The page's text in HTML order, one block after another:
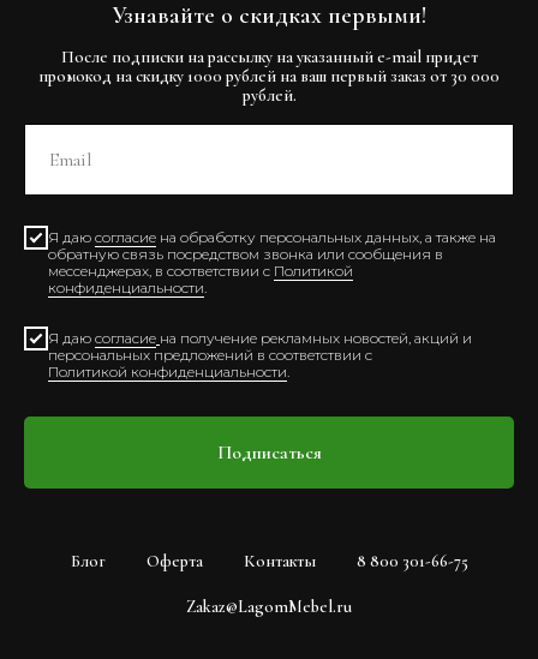
Узнавайте о скидках первыми!
После подписки на рассылку на указанный e-mail придет
промокод на скидку 1000 рублей на ваш первый заказ от 30 000
рублей.
Я даю согласие на обработку персональных данных, а также на
обратную связь посредством звонка или сообщения в
мессенджерах, в соответствии с Политикой
конфиденциальности.
Я даю согласие на получение рекламных новостей, акций и
персональных предложений в соответствии с
Политикой конфиденциальности.
Подписаться
Блог Оферта Контакты 8 800 301-66-75
Zakaz@LagomMebel.ru